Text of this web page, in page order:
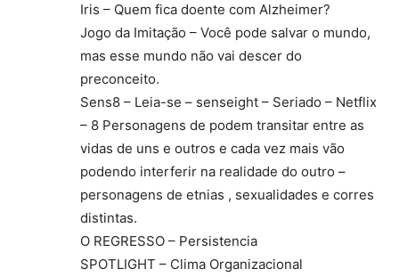
Iris – Quem fica doente com Alzheimer?
Jogo da Imitação – Você pode salvar o mundo,
mas esse mundo não vai descer do
preconceito.
Sens8 – Leia-se – senseight – Seriado – Netflix
– 8 Personagens de podem transitar entre as
vidas de uns e outros e cada vez mais vão
podendo interferir na realidade do outro –
personagens de etnias , sexualidades e corres
distintas.
O REGRESSO – Persistencia
SPOTLIGHT – Clima Organizacional